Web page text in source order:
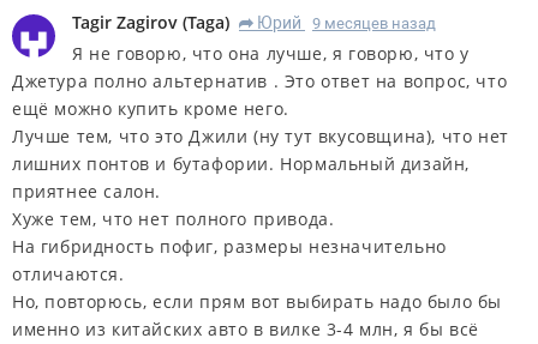
Tagir Zagirov (Taga) R Юрий 9 месяцев назад
Я не говорю, что она лучше, я говорю, чтоу
Джетура полно альтернатив . Это ответ на вопрос, что
ещё можно купить кроме него.
Лучше тем, что это Джили (ну тут вкусовщина), что нет
лишних понтов и бутафории. Нормальный дизайн,
приятнее салон.
Хуже тем, что нет полного привода.
На гибридность пофиг, размеры незначительно
отличаются.
Но, повторюсь, если прям вот выбирать надо было бы
именно из китайских авто в вилке 3-4 млн, я бы всё